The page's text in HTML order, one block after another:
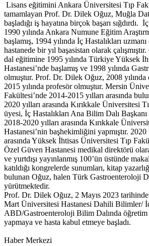
Lisans eğitimini Ankara Üniversitesi Tıp
tamamlayan Prof. Dr. Dilek Oğuz, Muğla
başladığı iş hayatına birçok başarı sığdırdı.
1990 yılında Ankara Numune Eğitim
başlamış, 1994 yılında İç Hastalıkları
hastanede bir yıl başasistan olarak
dal eğitimine 1995 yılında Türkiye Yüksek
Hastanesi’nde başlamış ve 1998 yılında
olmuştur. Prof. Dr. Dilek Oğuz, 2008 yılında
2015 yılında profesör olmuştur. Mersin
Fakültesi’nde 2014-2015 yılları arasında
2020 yılları arasında Kırıkkale Üniversitesi
üyesi, İç Hastalıkları Ana Bilim Dalı Başkanı
2018-2020 yılları arasında Kırıkkale
Hastanesi’nin başhekimliğini yapmıştır. 2020
arasında Yüksek İhtisas Üniversitesi Tıp
Özel Güven Hastanesi medikal direktörü
ve yurtdışı yayınlanmış 100’ün üstünde
katıldığı kongrelerde sunumları, kitap
bulunan Oğuz, halen Türk Gastroenteroloji
yürütmektedir.
Prof. Dr. Dilek Oğuz, 2 Mayıs 2023
Mart Üniversitesi Hastanesi Dahili Bilimler/
ABD/Gastroenteroloji Bilim Dalında
yapmaya ve hasta kabul etmeye başladı.
Haber Merkezi